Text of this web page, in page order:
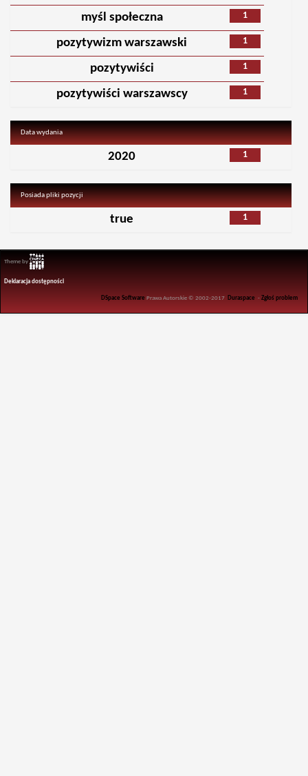
1
myśl społeczna
1
pozytywizm warszawski
1
pozytywiści
1
pozytywiści warszawscy
Data wydania
1
2020
Posiada pliki pozycji
1
true
Theme by
Deklaracja dostępności
DSpace Software Prawa Autorskie © 2002-2017 Duraspace -Zgłoś problem